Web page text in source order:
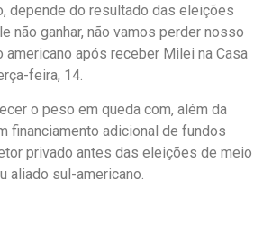
depende do resultado das eleições
não ganhar, não vamos perder nosso
americano após receber Milei na Casa
feira, 14.
o peso em queda com, além da
financiamento adicional de fundos
privado antes das eleições de meio
aliado sul-americano.